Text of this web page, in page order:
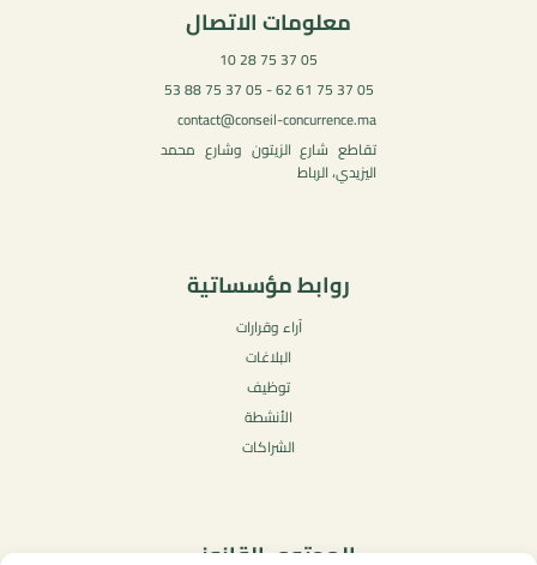
معلومات الاتصال
05 37 75 28 10
05 37 75 61 62 - 05 37 75 88 53
contact@conseil-concurrence.ma
تقاطع شارع الزيتون وشارع محمد
اليزيدي، الرباط
روابط مؤسساتية
آراء وقرارات
البلاغات
توظيف
الأنشطة
الشراكات
المحتوى القانوني